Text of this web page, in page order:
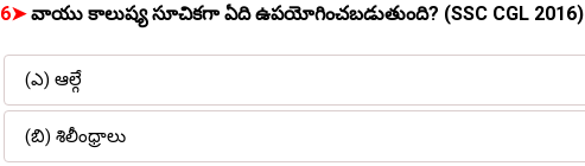
6➤వాయు కాలుష్య సూచికగా ఏది ఉపయోగించబడుతుంది? (SSC CGL 2016)
(ఎ) ఆల్గే
(బి) శిలీంధ్రాలు